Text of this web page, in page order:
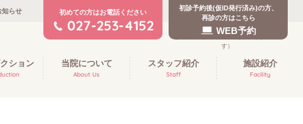
ション 当院について
About Us
スタッフ紹介
Staff
施設紹介
Facility
知らせ 初めての方はお電話ください
027-253-4152
初診予約後(仮ID発行済み)の方、
再診の方はこちら
WEB予約